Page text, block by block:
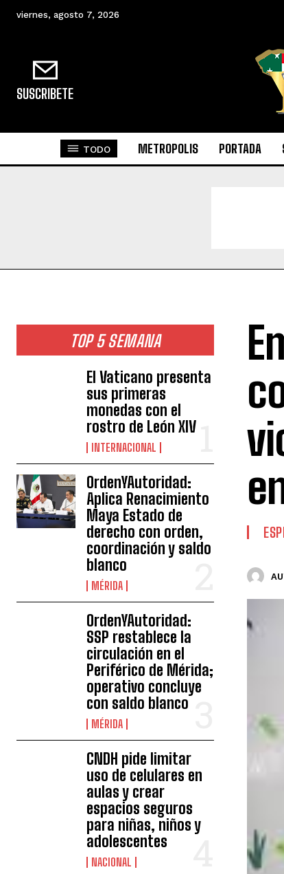
viernes, agosto 7, 2026
SUSCRIBETE
TODO METROPOLIS PORTADA
TOP 5 SEMANA
El Vaticano presenta
sus primeras
monedas con el
rostro de León XIV
INTERNACIONAL
OrdenYAutoridad:
Aplica Renacimiento
Maya Estado de
derecho con orden,
coordinación y saldo
blanco
MÉRIDA
OrdenYAutoridad:
SSP restablece la
circulación en el
Periférico de Mérida;
operativo concluye
con saldo blanco
MÉRIDA
CNDH pide limitar
uso de celulares en
aulas y crear
espacios seguros
para niñas, niños y
adolescentes
NACIONAL